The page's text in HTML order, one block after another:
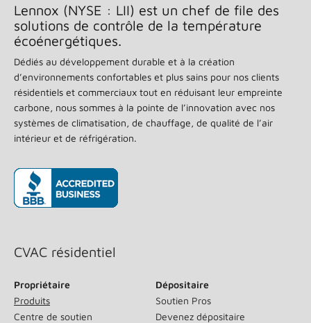
Lennox (NYSE : LII) est un chef de file des
solutions de contrôle de la température
écoénergétiques.
Dédiés au développement durable et à la création
d’environnements confortables et plus sains pour nos clients
résidentiels et commerciaux tout en réduisant leur empreinte
carbone, nous sommes à la pointe de l’innovation avec nos
systèmes de climatisation, de chauffage, de qualité de l’air
intérieur et de réfrigération.
CVAC résidentiel
Propriétaire
Produits
Centre de soutien
Dépositaire
Soutien Pros
Devenez dépositaire